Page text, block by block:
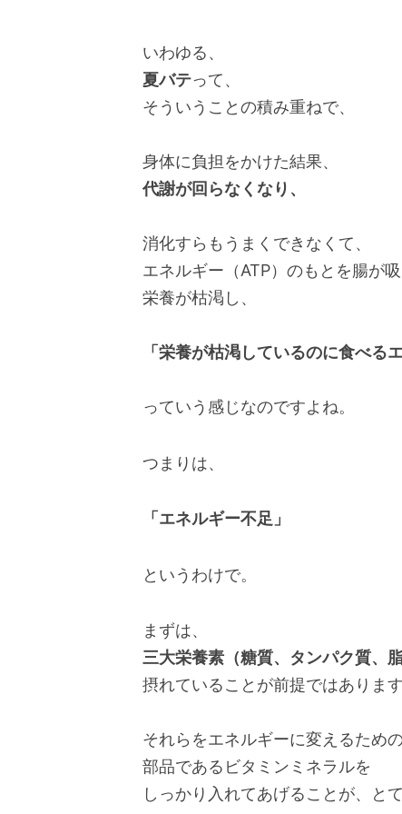
いわゆる、
夏バテって、
そういうことの積み重ねで、
身体に負担をかけた結果、
代謝が回らなくなり、
消化すらもうまくできなくて、
エネルギー（ATP）のもとを腸が吸
栄養が枯渇し、
「栄養が枯渇しているのに食べる
っていう感じなのですよね。
つまりは、
「エネルギー不足」
というわけで。
まずは、
三大栄養素（糖質、タンパク質、脂
摂れていることが前提ではあります
それらをエネルギーに変えるため
部品であるビタミンミネラルを
しっかり入れてあげることが、と